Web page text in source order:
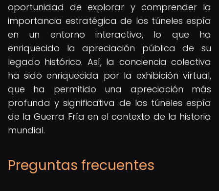
oportunidad de explorar y comprender la
importancia estratégica de los túneles espía
en un entorno interactivo, lo que ha
enriquecido la apreciación pública de su
legado histórico. Así, la conciencia colectiva
ha sido enriquecida por la exhibición virtual,
que ha permitido una apreciación más
profunda y significativa de los túneles espía
de la Guerra Fría en el contexto de la historia
mundial.
Preguntas frecuentes